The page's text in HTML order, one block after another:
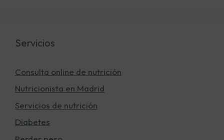
Servicios
Consulta online de nutrición
Nutricionista en Madrid
Servicios de nutrición
Diabetes